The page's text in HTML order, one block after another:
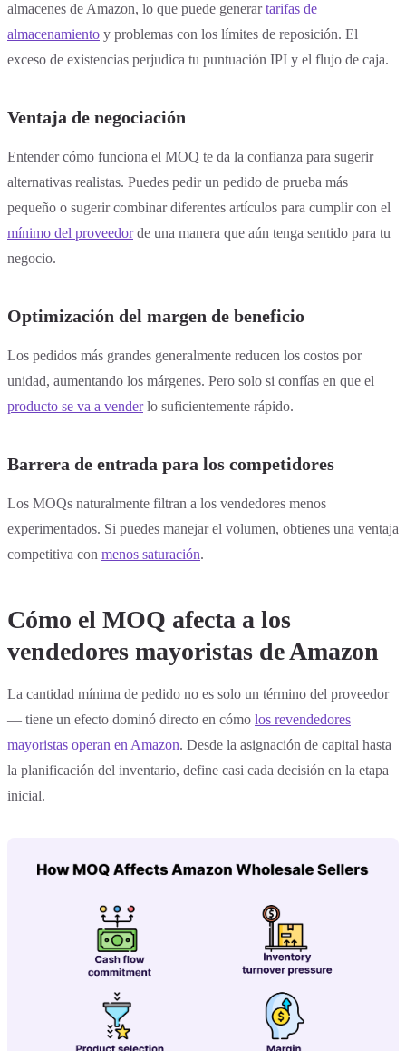
almacenes de Amazon, lo que puede generartarifas de
almacenamiento y problemas con los límites de reposición. El
exceso de existencias perjudica tu puntuación IPI y el flujo de caja.
Ventaja de negociación
Entender cómo funciona el MOQ te da la confianza para sugerir
alternativas realistas. Puedes pedir un pedido de prueba más
pequeño o sugerir combinar diferentes artículos para cumplir con el
mínimo del proveedorde una manera que aún tenga sentido para tu
negocio.
Optimización del margen de beneficio
Los pedidos más grandes generalmente reducen los costos por
unidad, aumentando los márgenes. Pero solo si confías en que el
producto se va a venderlo suficientemente rápido.
Barrera de entrada para los competidores
Los MOQs naturalmente filtran a los vendedores menos
experimentados. Si puedes manejar el volumen, obtienes una ventaja
competitiva con menos saturación.
Cómo el MOQ afecta a los
vendedores mayoristas de Amazon
La cantidad mínima de pedido no es solo un término del proveedor
— tiene un efecto dominó directo en cómo los revendedores
mayoristas operan en Amazon. Desde la asignación de capital hasta
la planificación del inventario, define casi cada decisión en la etapa
inicial.